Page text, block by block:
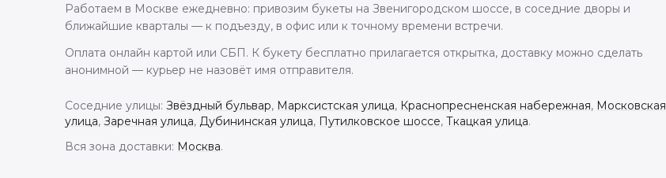
Работаем в Москве ежедневно: привозим букеты на Звенигородском шоссе, в соседние дворы и
ближайшие кварталы — к подъезду, в офис или к точному времени встречи.
Оплата онлайн картой или СБП. К букету бесплатно прилагается открытка, доставку можно сделать
анонимной — курьер не назовёт имя отправителя.
Соседние улицы: Звёздный бульвар, Марксистская улица, Краснопресненская набережная, Московская
улица, Заречная улица, Дубининская улица, Путилковское шоссе, Ткацкая улица.
Вся зона доставки: Москва.